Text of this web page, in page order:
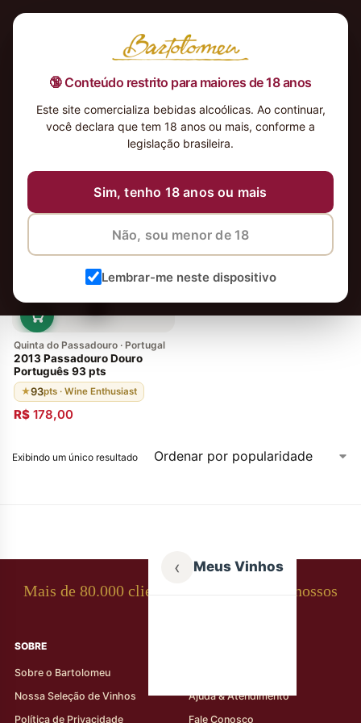
🔞 Conteúdo restrito para maiores de 18 anos
Este site comercializa bebidas alcoólicas. Ao continuar,
você declara que tem 18 anos ou mais, conforme a
legislação brasileira.
Sim, tenho 18 anos ou mais
Não, sou menor de 18
Lembrar-me neste dispositivo
Quinta do Passadouro · Portugal
2013 Passadouro Douro
Português 93 pts
★93pts · Wine Enthusiast
R$ 178,00
Exibindo um único resultado
‹ Meus Vinhos
Mais de 80.000 clientes apaixonados por nossos
SOBRE
Sobre o Bartolomeu
Nossa Seleção de Vinhos
Política de Privacidade
Ajuda & Atendimento
Fale Conosco